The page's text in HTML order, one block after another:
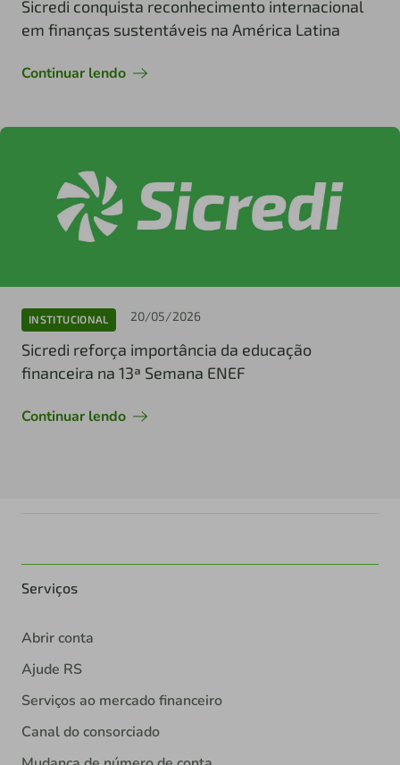
Sicredi conquista reconhecimento internacional
em finanças sustentáveis na América Latina
Continuar lendo
INSTITUCIONAL 20/05/2026
Sicredi reforça importância da educação
financeira na 13ª Semana ENEF
Continuar lendo
Serviços
Abrir conta
Ajude RS
Serviços ao mercado financeiro
Canal do consorciado